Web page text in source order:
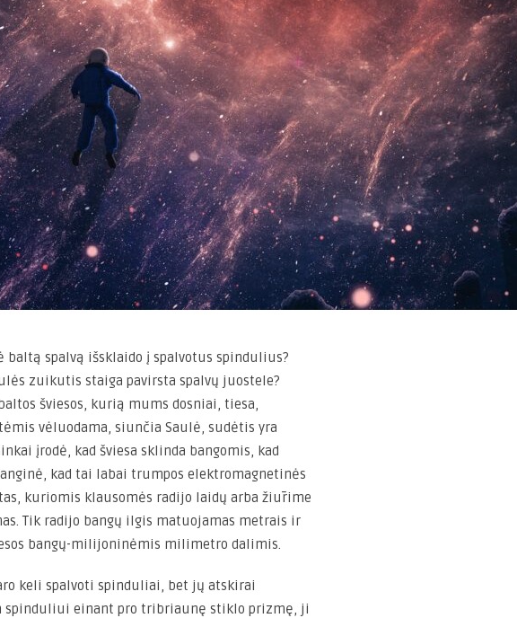
baltą spalvą išsklaido į spalvotus spindulius?
zuikutis staiga pavirsta spalvų juostele?
šviesos, kurią mums dosniai, tiesa,
vėluodama, siunčia Saulė, sudėtis yra
įrodė, kad šviesa sklinda bangomis, kad
kad tai labai trumpos elektromagnetinės
kuriomis klausomės radijo laidų arba žiūrime
Tik radijo bangų ilgis matuojamas metrais ir
bangų-milijoninėmis milimetro dalimis.
keli spalvoti spinduliai, bet jų atskirai
spinduliui einant pro tribriaunę stiklo prizmę, ji